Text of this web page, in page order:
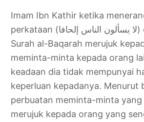
Imam Ibn Kathir ketika
perkataan (لا ‌يسألون ‌الناس ‌إلحافا) dalam ayat 273
Surah al-Baqarah merujuk
meminta-minta kepada orang
keadaan dia tidak mempunyai
keperluan kepadanya. Menurut
perbuatan meminta-minta yang
merujuk kepada orang yang